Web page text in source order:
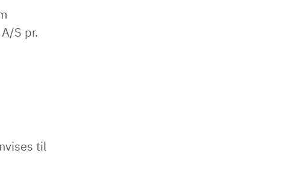
S pr.
til